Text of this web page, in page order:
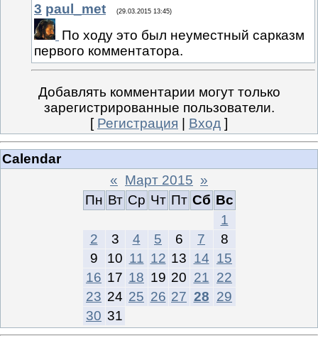
3 paul_met (29.03.2015 13:45)
По ходу это был неуместный сарказм
первого комментатора.
Добавлять комментарии могут только
зарегистрированные пользователи.
[ Регистрация Вход ]
Calendar
« Март 2015 »
Пн Вт Ср Чт Пт Сб Вс
1
2
3 4 5 6 7
8
9
10 11 12 13 14 15
16 17 18 19 20 21 22
23 24 25 26 27 28 29
30 31